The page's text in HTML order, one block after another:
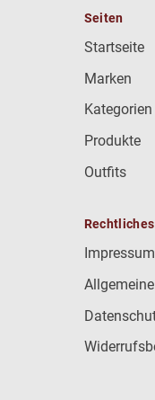
Seiten
Startseite
Marken
Kategorien
Produkte
Outfits
Rechtliches
Impressum